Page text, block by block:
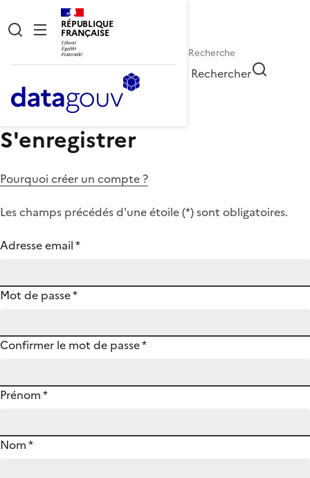
RÉPUBLIQUE
FRANÇAISE
Rechercher
S'enregistrer
Pourquoi créer un compte ?
Les champs précédés d'une étoile (*) sont obligatoires.
Adresse email*
Mot de passe*
Confirmer le mot de passe*
Prénom*
Nom*